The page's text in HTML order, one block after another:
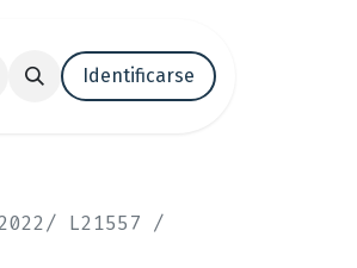
con nosotros Blog
Identificarse
2022/ L21557 /